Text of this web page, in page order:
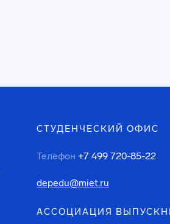
СТУДЕНЧЕСКИЙ ОФИС
Телефон +7 499 720-85-22
depedu@miet.ru
АССОЦИАЦИЯ